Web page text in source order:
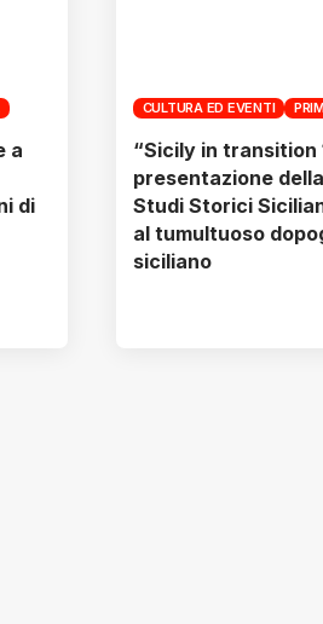
a
di
CULTURA ED EVENTI
“Sicily in transition
presentazione
Studi Storici
al tumultuoso
siciliano